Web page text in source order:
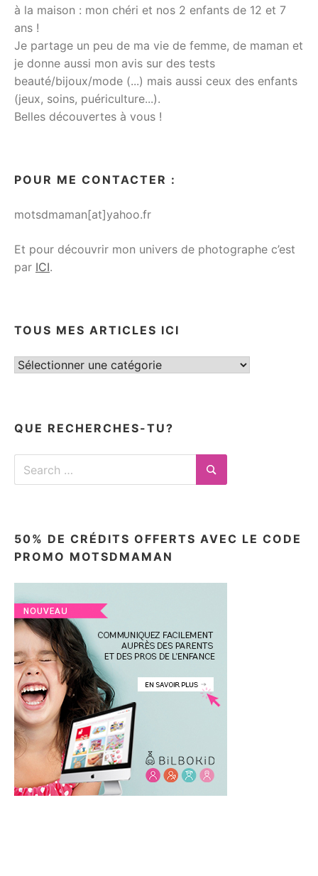
à la maison : mon chéri et nos 2 enfants de 12 et 7
ans !
Je partage un peu de ma vie de femme, de maman et
je donne aussi mon avis sur des tests
beauté/bijoux/mode (...) mais aussi ceux des enfants
(jeux, soins, puériculture...).
Belles découvertes à vous !
POUR ME CONTACTER :
motsdmaman[at]yahoo.fr
Et pour découvrir mon univers de photographe c’est
par ICI.
TOUS MES ARTICLES ICI
Tous
QUE RECHERCHES-TU?
Search
for:
Search
50% DE CRÉDITS OFFERTS AVEC LE CODE
PROMO MOTSDMAMAN